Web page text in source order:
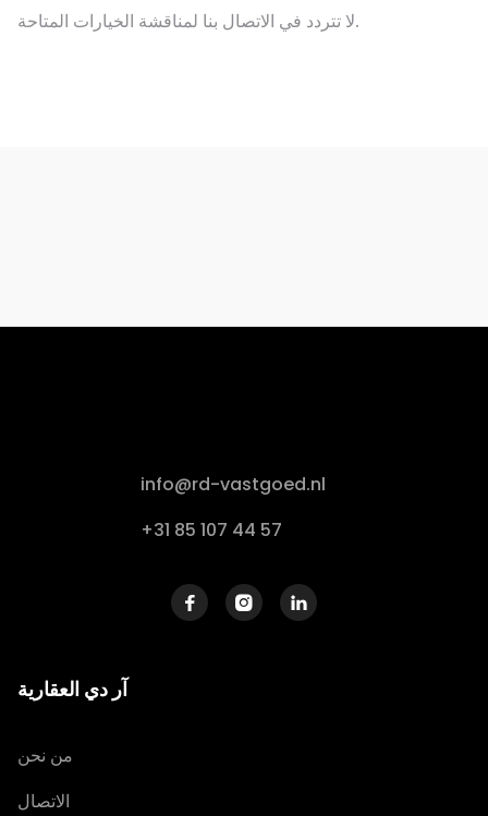
لا تتردد في الاتصال بنا لمناقشة الخيارات المتاحة.
info@rd-vastgoed.nl
+31 85 107 44 57
  
آر دي العقارية
من نحن
الاتصال